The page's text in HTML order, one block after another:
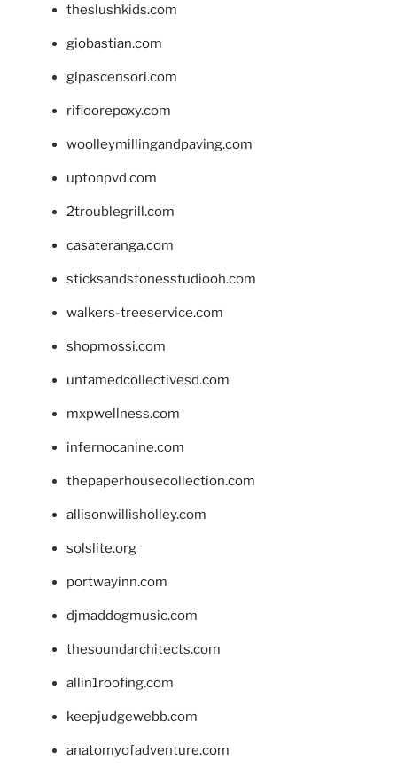
theslushkids.com
giobastian.com
glpascensori.com
rifloorepoxy.com
woolleymillingandpaving.com
uptonpvd.com
2troublegrill.com
casateranga.com
sticksandstonesstudiooh.com
walkers-treeservice.com
shopmossi.com
untamedcollectivesd.com
mxpwellness.com
infernocanine.com
thepaperhousecollection.com
allisonwillisholley.com
solslite.org
portwayinn.com
djmaddogmusic.com
thesoundarchitects.com
allin1roofing.com
keepjudgewebb.com
anatomyofadventure.com